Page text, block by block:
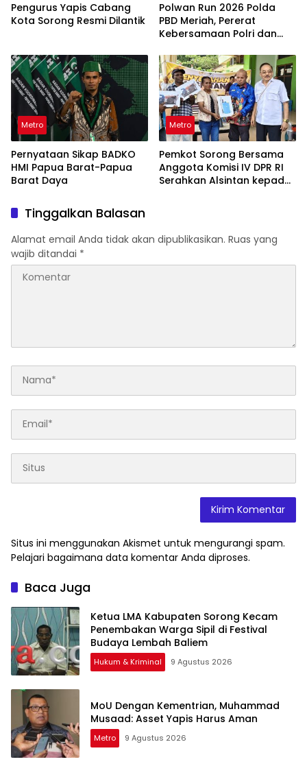
Pengurus Yapis Cabang
Kota Sorong Resmi Dilantik
Polwan Run 2026 Polda
PBD Meriah, Pererat
Kebersamaan Polri dan
Metro
Pernyataan Sikap BADKO
HMI Papua Barat-Papua
Barat Daya
Metro
Pemkot Sorong Bersama
Anggota Komisi IV DPR RI
Serahkan Alsintan kepada
Tinggalkan Balasan
Alamat email Anda tidak akan dipublikasikan. Ruas yang
wajib ditandai *
Situs ini menggunakan Akismet untuk mengurangi spam.
Pelajari bagaimana data komentar Anda diproses.
Baca Juga
Ketua LMA Kabupaten Sorong Kecam
Penembakan Warga Sipil di Festival
Budaya Lembah Baliem
Hukum & Kriminal 9 Agustus 2026
MoU Dengan Kementrian, Muhammad
Musaad: Asset Yapis Harus Aman
Metro 9 Agustus 2026